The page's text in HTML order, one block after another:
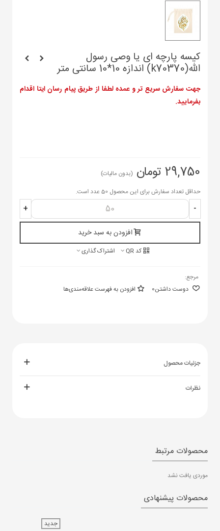
کیسه پارچه ای یا وصی رسول
الله(k70370) اندازه 10*10 سانتی متر
جهت سفارش سریع تر و عمده لطفا از طریق پیام رسان ایتا اقدام
بفرمایید.
29,750 تومان
(بدون مالیات)
حداقل تعداد سفارش برای این محصول 50 عدد است.
-
+
افزودن به سبد خرید
کد QR اشتراک گذاری
مرجع:
دوست داشتن0 افزودن به فهرست علاقه‌مندی‌ها
جزئیات محصول
نظرات
محصولات مرتبط
موردی یافت نشد
محصولات پیشنهادی
جدید